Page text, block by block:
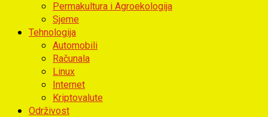
Permakultura i Agroekologija
Sjeme
Tehnologija
Automobili
Računala
Linux
Internet
Kriptovalute
Održivost